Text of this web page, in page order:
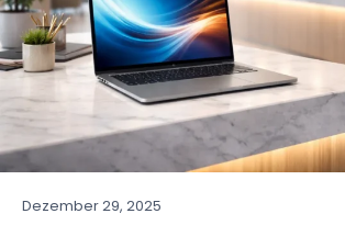
Dezember 29, 2025